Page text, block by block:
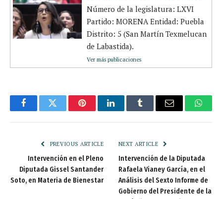
Número de la legislatura: LXVI
Partido: MORENA Entidad: Puebla
Distrito: 5 (San Martín Texmelucan
de Labastida).
Ver más publicaciones
FacebookTwitter PinterestLinkedInTumblr Email
PREVIOUS ARTICLE
Intervención en el Pleno
Diputada Gissel Santander
Soto, en Materia de Bienestar
NEXT ARTICLE
Intervención de la Diputada
Rafaela Vianey García, en el
Análisis del Sexto Informe de
Gobierno del Presidente de la